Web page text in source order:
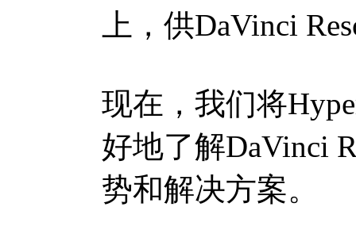
上，供DaVinci
现在，我们将
好地了解DaVinci
势和解决方案。